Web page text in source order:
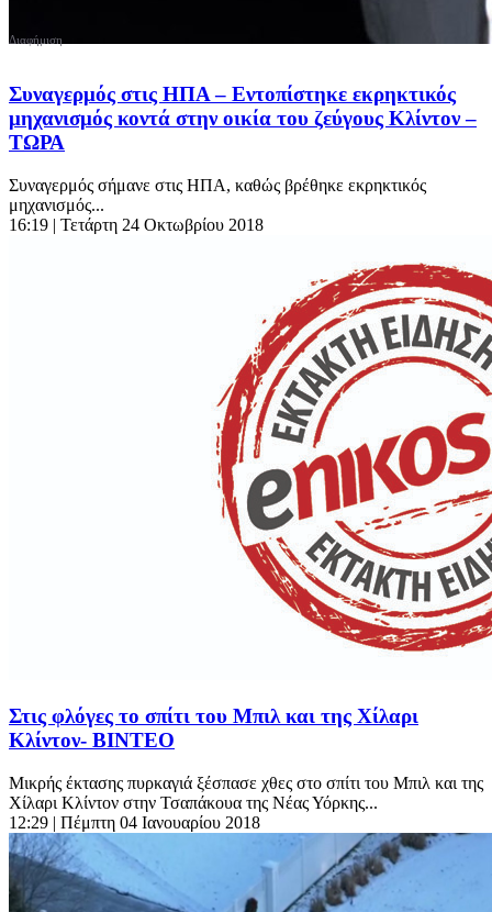
Συναγερμός στις ΗΠΑ – Εντοπίστηκε εκρηκτικός
μηχανισμός κοντά στην οικία του ζεύγους Κλίντον –
ΤΩΡΑ
Συναγερμός σήμανε στις ΗΠΑ, καθώς βρέθηκε εκρηκτικός
μηχανισμός...
16:19 | Τετάρτη 24 Οκτωβρίου 2018
Στις φλόγες το σπίτι του Μπιλ και της Χίλαρι
Κλίντον- ΒΙΝΤΕΟ
Μικρής έκτασης πυρκαγιά ξέσπασε χθες στο σπίτι του Μπιλ και της
Χίλαρι Κλίντον στην Τσαπάκουα της Νέας Υόρκης...
12:29 | Πέμπτη 04 Ιανουαρίου 2018